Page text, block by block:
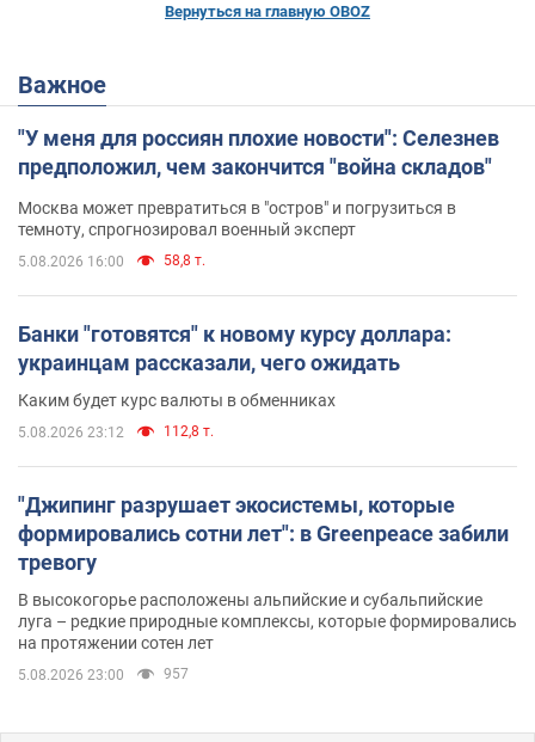
Вернуться на главную OBOZ
Важное
"У меня для россиян плохие новости": Селезнев
предположил, чем закончится "война складов"
Москва может превратиться в "остров" и погрузиться в
темноту, спрогнозировал военный эксперт
5.08.2026 16:00 58,8 т.
Банки "готовятся" к новому курсу доллара:
украинцам рассказали, чего ожидать
Каким будет курс валюты в обменниках
5.08.2026 23:12 112,8 т.
"Джипинг разрушает экосистемы, которые
формировались сотни лет": в Greenpeace забили
тревогу
В высокогорье расположены альпийские и субальпийские
луга – редкие природные комплексы, которые формировались
на протяжении сотен лет
5.08.2026 23:00 957